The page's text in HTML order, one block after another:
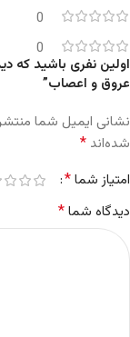
0
0
اولین نفری باشید که
عروق و اعصاب”
نشانی ایمیل شما
شده‌اند *
امتیاز شما*
دیدگاه شما*